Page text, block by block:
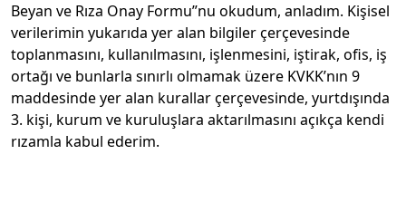
Beyan ve Rıza Onay Formu”nu okudum, anladım. Kişisel
verilerimin yukarıda yer alan bilgiler çerçevesinde
toplanmasını, kullanılmasını, işlenmesini, iştirak, ofis, iş
ortağı ve bunlarla sınırlı olmamak üzere KVKK’nın 9
maddesinde yer alan kurallar çerçevesinde, yurtdışında
3. kişi, kurum ve kuruluşlara aktarılmasını açıkça kendi
rızamla kabul ederim.